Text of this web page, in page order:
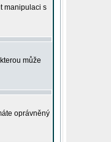
manipulaci s
může
oprávněný